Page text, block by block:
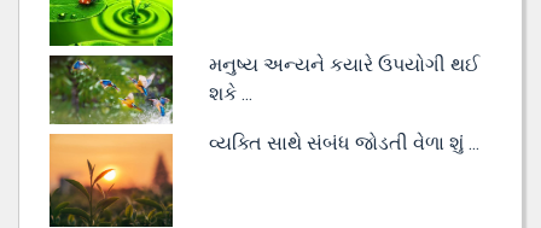
મનુષ્ય અન્યને કયારે ઉપયોગી થઈ
શકે ...
વ્યક્તિ સાથે સંબંધ જોડતી વેળા શું ...